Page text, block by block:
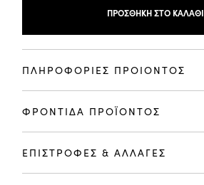
ΠΡΟΣΘΉΚΗ ΣΤΟ ΚΑΛΆΘΙ
ΠΛΗΡΟΦΟΡΙΕΣ ΠΡΟΙΟΝΤΟΣ
ΦΡΟΝΤΙΔΑ ΠΡΟΪΟΝΤΟΣ
ΕΠΙΣΤΡΟΦΕΣ & ΑΛΛΑΓΕΣ